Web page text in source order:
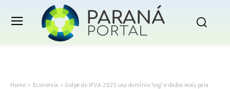
Home Economia
Golpe do IPVA 2025 usa domínio 'org' e dados reais para